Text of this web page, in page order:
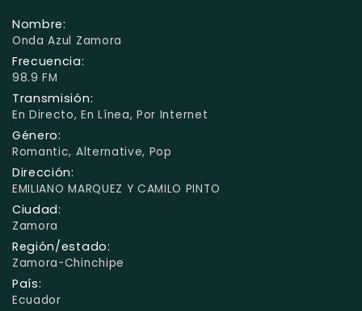
Nombre:
Onda Azul Zamora
Frecuencia:
98.9 FM
Transmisión:
En Directo, En Línea, Por Internet
Género:
Romantic, Alternative, Pop
Dirección:
EMILIANO MARQUEZ Y CAMILO PINTO
Ciudad:
Zamora
Región/estado:
Zamora-Chinchipe
País:
Ecuador